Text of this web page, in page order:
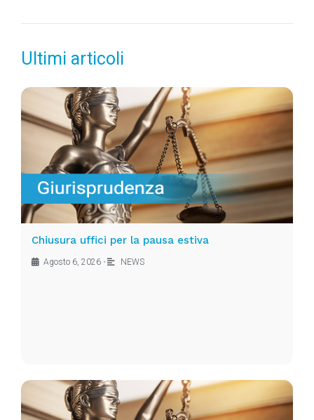
Ultimi articoli
Chiusura uffici per la pausa estiva
Agosto 6, 2026 • NEWS